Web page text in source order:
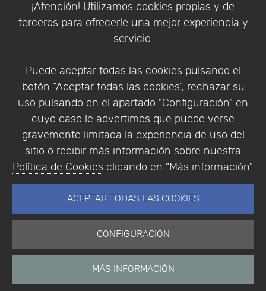
¡Atención! Utilizamos cookies propias y de
terceros para ofrecerle una mejor experiencia y
servicio.
Puede aceptar todas las cookies pulsando el
botón “Aceptar todas las cookies”, rechazar su
uso pulsando en el apartado "Configuración" en
cuyo caso le advertimos que puede verse
gravemente limitada la experiencia de uso del
sitio o recibir más información sobre nuestra
Política de Cookies clicando en "Más información".
ACEPTAR TODAS LAS COOKIES
CONFIGURACIÓN
MÁS INFORMACIÓN
Política de Privacidad
Condiciones de compra
Identificarse
Empresa|Aviso Legal| Política de Privacidad |
Política de Cookies
© Copyright 1994 - 2026. Addlink Software
Científico, S.L.
Portugal.